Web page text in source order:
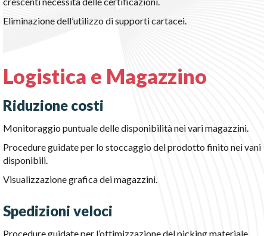
Eliminazione dell’utilizzo di supporti cartacei.
Logistica e Magazzino
Riduzione costi
Monitoraggio puntuale delle disponibilità nei vari magazzini.
Procedure guidate per lo stoccaggio del prodotto finito nei vani
disponibili.
Visualizzazione grafica dei magazzini.
Spedizioni veloci
Procedure guidate per l’ottimizzazione del picking materiale.